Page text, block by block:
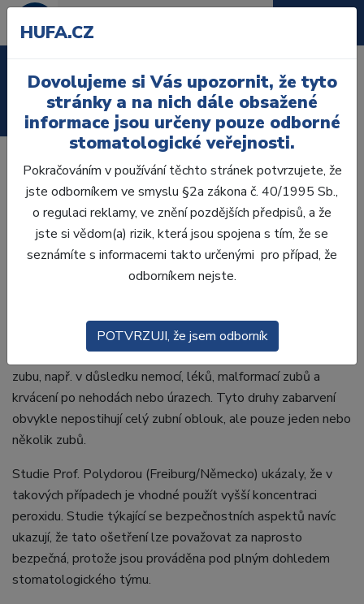
Ordinace
Opalescence Boost pro lékařské
bělení zubů
Viskozita materiálu jako klíčový faktor
pro kontrolované postupy a efektivní
výsledky
důvodů jsou často náročné. Zdravotnické bělící procedury se
používají k ošetření zjevných intenzivních změn barvy uvnitř
zubu, např. v důsledku nemocí, léků, malformací zubů a
krvácení po nehodách nebo úrazech. Tyto druhy zabarvení
obvykle nepostihují celý zubní oblouk, ale pouze jeden nebo
několik zubů.
Studie Prof. Polydorou (Freiburg/Německo) ukázaly, že v
takových případech je vhodné použít vyšší koncentraci
peroxidu. Studie týkající se bezpečnostních aspektů navíc
ukazují, že tato ošetření lze považovat za naprosto
bezpečná, protože jsou prováděna pod plným dohledem
stomatologického týmu.
HUFA.CZ
Dovolujeme si Vás upozornit, že tyto
stránky a na nich dále obsažené
informace jsou určeny pouze odborné
stomatologické veřejnosti.
Pokračováním v používání těchto stránek potvrzujete, že
jste odborníkem ve smyslu §2a zákona č. 40/1995 Sb.,
o regulaci reklamy, ve znění pozdějších předpisů, a že
jste si vědom(a) rizik, která jsou spojena s tím, že se
seznámíte s informacemi takto určenými pro případ, že
odborníkem nejste.
POTVRZUJI, že jsem odborník